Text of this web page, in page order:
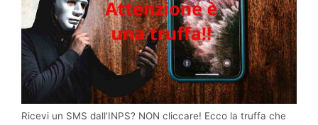
Ricevi un SMS dall’INPS? NON cliccare! Ecco la truffa che